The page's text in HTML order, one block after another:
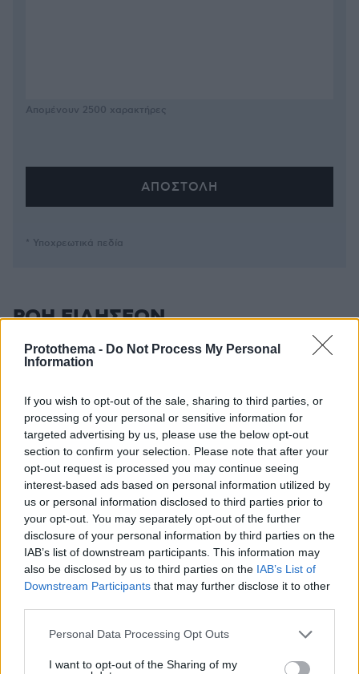
Protothema - Do Not Process My Personal
Information
If you wish to opt-out of the sale, sharing to third parties, or
processing of your personal or sensitive information for
targeted advertising by us, please use the below opt-out
section to confirm your selection. Please note that after your
opt-out request is processed you may continue seeing
interest-based ads based on personal information utilized by
us or personal information disclosed to third parties prior to
your opt-out. You may separately opt-out of the further
disclosure of your personal information by third parties on the
IAB’s list of downstream participants. This information may
also be disclosed by us to third parties on the IAB’s List of
Downstream Participants that may further disclose it to other
Please note that this website/app uses one or more Google
not limited to your visit or usage behaviour. You may click to
Personal Data Processing Opt Outs
I want to opt-out of the Sharing of my
Απομένουν 2500 χαρακτήρες
* Υποχρεωτικά πεδία
ΡΟΗ ΕΙΔΗΣΕΩΝ
Ειδήσεις Δημοφιλή Σχολιασμένα
Ολική έκλειψη Ηλίου στις 12 Αυγούστου: Η Ευρώπη
ετοιμάζεται για ένα σπάνιο ουράνιο θέαμα
Σούσι στο σπίτι; Κι όμως γίνεται με μερικά απλά βήματα
(+συνταγή)
πριν 11 λεπτά
«Κόκκινος» συναγερμός σήμερα σε Αττική και νησιά
λόγω πολύ υψηλού κινδύνου πυρκαγιάς – Πού ισχύει το
Red Code
πριν 19 λεπτά
Μεγάλη φωτιά στο όρος Μπρόμο: Έκλεισε το εθνικό
πάρκο στην Ινδονησία
πριν 30 λεπτά
(9/8/2026)
09.08.2026, 06:00